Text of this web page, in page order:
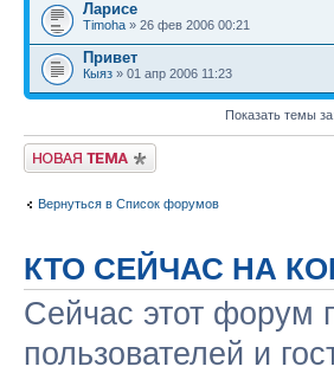
Ларисе
Timoha » 26 фев 2006 00:21
Привет
Кыяз » 01 апр 2006 11:23
Показать темы за:
Новая тема
Вернуться в Список форумов
КТО СЕЙЧАС НА
Сейчас этот форум
пользователей и